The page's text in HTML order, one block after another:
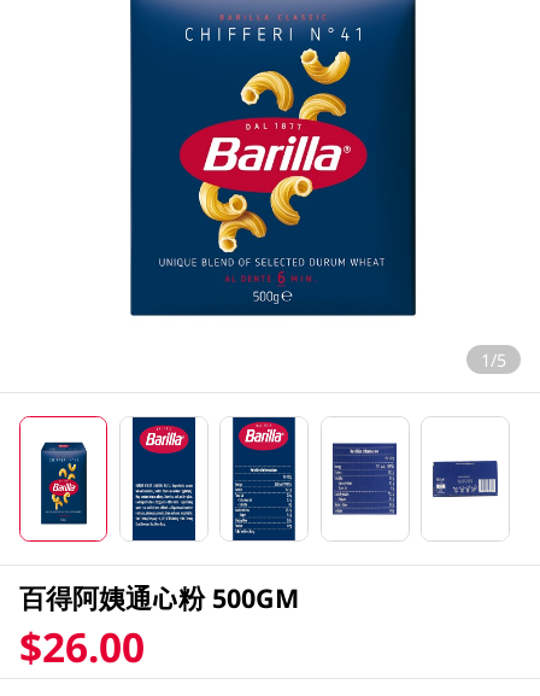
1/5
百得阿姨通心粉 500GM
$26.00